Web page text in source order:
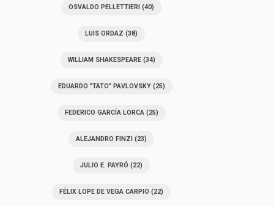
OSVALDO PELLETTIERI (40)
LUIS ORDAZ (38)
WILLIAM SHAKESPEARE(34)
EDUARDO "TATO" PAVLOVSKY(25)
FEDERICO GARCÍA LORCA(25)
ALEJANDRO FINZI (23)
JULIO E. PAYRÓ (22)
FÉLIX LOPE DE VEGA CARPIO (22)